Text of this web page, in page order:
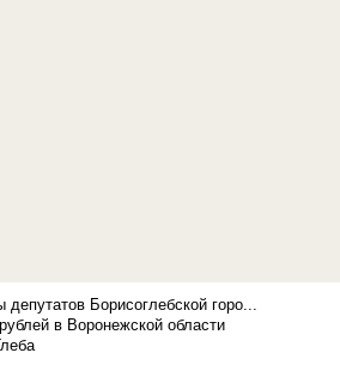
Борисоглебской горо...
в Воронежской области